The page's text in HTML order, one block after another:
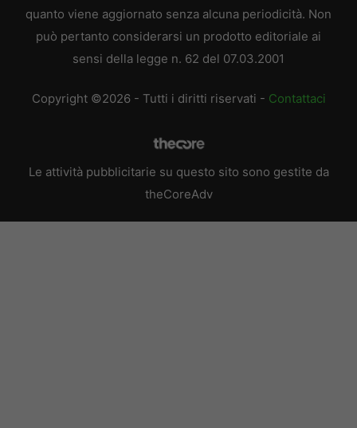
quanto viene aggiornato senza alcuna periodicità. Non
può pertanto considerarsi un prodotto editoriale ai
sensi della legge n. 62 del 07.03.2001
Copyright ©2026 - Tutti i diritti riservati - Contattaci
Le attività pubblicitarie su questo sito sono gestite da
theCoreAdv